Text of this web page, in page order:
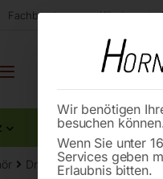
Fachberatung aus Kärnten
Metall
Drehstahlhalter ‘System
Wir benötigen
besuchen
Wenn Sie unter
Services geben
Erlaubnis bitten.